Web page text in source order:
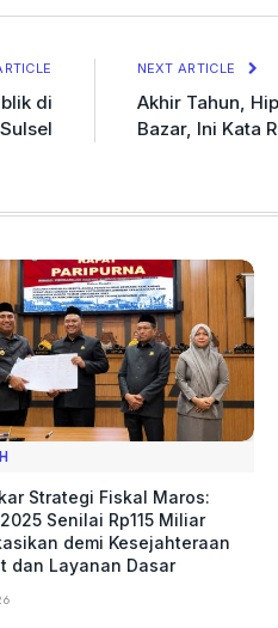
di
Sulsel
NEXT ARTICLE
Akhir Tahun,
Bazar, Ini Kata
Strategi Fiskal Maros:
2025 Senilai Rp115 Miliar
demi Kesejahteraan
dan Layanan Dasar